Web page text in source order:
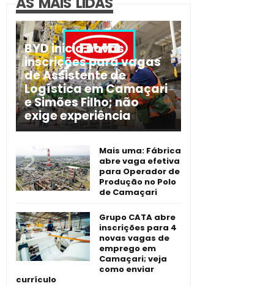
BYD inicia novas
inscrições para vagas
de Assistente de
Logística em Camaçari
e Simões Filho; não
exige experiência
Mais uma: Fábrica
abre vaga efetiva
para Operador de
Produção no Polo
de Camaçari
Grupo CATA abre
inscrições para 4
novas vagas de
emprego em
Camaçari; veja
como enviar
currículo